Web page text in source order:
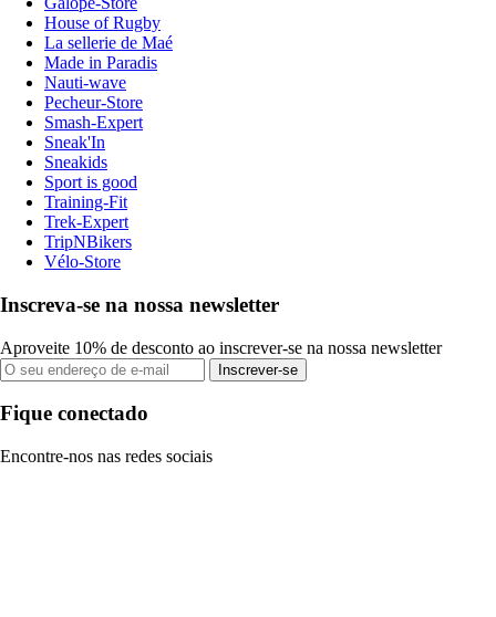
House of Rugby
La sellerie de Maé
Made in Paradis
Nauti-wave
Pecheur-Store
Smash-Expert
Sneak'In
Sneakids
Sport is good
Training-Fit
Trek-Expert
TripNBikers
Vélo-Store
Inscreva-se na nossa newsletter
Aproveite 10% de desconto ao inscrever-se na nossa newsletter
Inscrever-se
Fique conectado
Encontre-nos nas redes sociais